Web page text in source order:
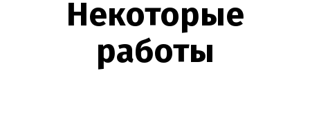
Некоторые
работы